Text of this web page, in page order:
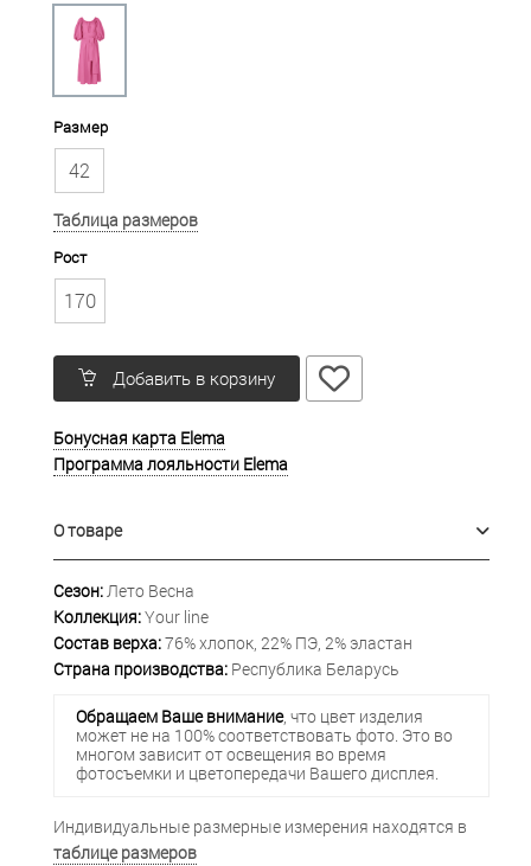
Размер
42
Таблица размеров
Рост
170
Добавить в корзину
Бонусная карта Elema
Программа лояльности Elema
О товаре
Сезон:Лето Весна
Коллекция:Your line
Состав верха:76% хлопок, 22% ПЭ, 2% эластан
Страна производства: Республика Беларусь
Обращаем Ваше внимание, что цвет изделия
может не на 100% соответствовать фото. Это во
многом зависит от освещения во время
фотосъемки и цветопередачи Вашего дисплея.
Индивидуальные размерные измерения находятся в
таблице размеров